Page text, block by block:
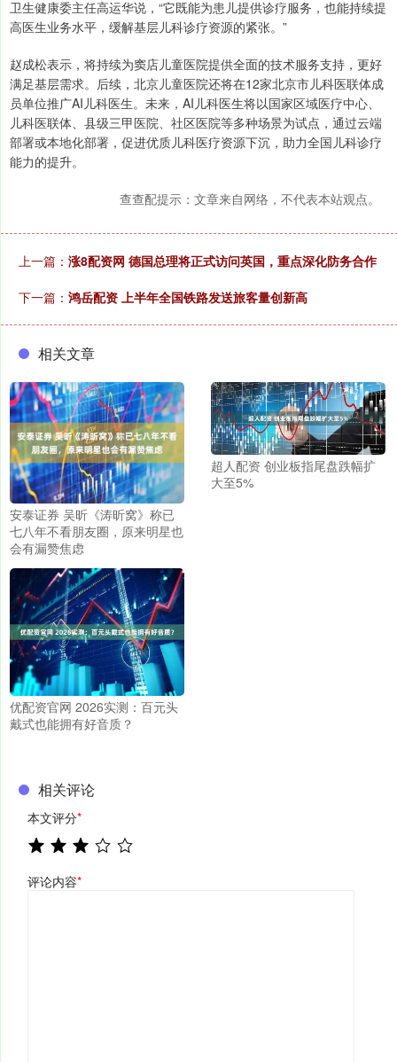
卫生健康委主任高运华说，“它既能为患儿提供诊疗服务，也能持续提
高医生业务水平，缓解基层儿科诊疗资源的紧张。”
赵成松表示，将持续为窦店儿童医院提供全面的技术服务支持，更好
满足基层需求。后续，北京儿童医院还将在12家北京市儿科医联体成
员单位推广AI儿科医生。未来，AI儿科医生将以国家区域医疗中心、
儿科医联体、县级三甲医院、社区医院等多种场景为试点，通过云端
部署或本地化部署，促进优质儿科医疗资源下沉，助力全国儿科诊疗
能力的提升。
查查配提示：文章来自网络，不代表本站观点。
上一篇： 涨8配资网 德国总理将正式访问英国，重点深化防务合作
下一篇： 鸿岳配资 上半年全国铁路发送旅客量创新高
相关文章
安泰证券 吴昕《涛昕窝》称已
七八年不看朋友圈，原来明星也
会有漏赞焦虑
超人配资 创业板指尾盘跌幅扩
大至5%
优配资官网 2026实测：百元头
戴式也能拥有好音质？
相关评论
本文评分*
评论内容*